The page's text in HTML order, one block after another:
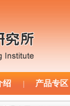
绍 产品专区